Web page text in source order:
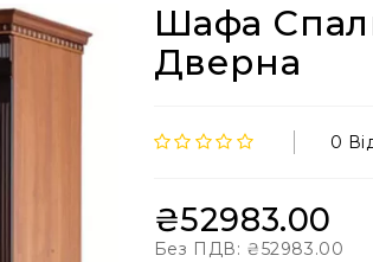
Шафа
Дверна
0
₴52983.00
Без ПДВ: ₴52983.00